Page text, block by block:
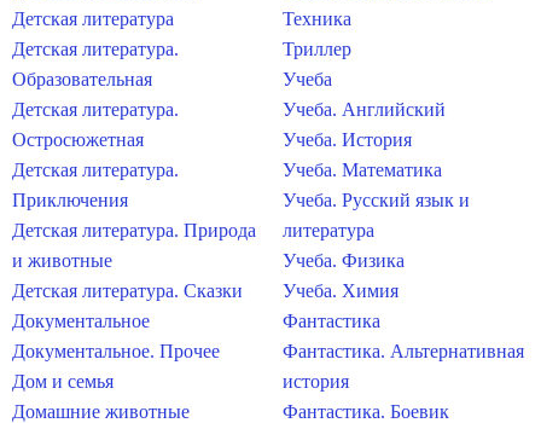
Детская литература
Детская литература.
Образовательная
Детская литература.
Остросюжетная
Детская литература.
Приключения
Детская литература. Природа
и животные
Детская литература. Сказки
Документальное
Документальное. Прочее
Дом и семья
Домашние животные
Техника
Триллер
Учеба
Учеба. Английский
Учеба. История
Учеба. Математика
Учеба. Русский язык и
литература
Учеба. Физика
Учеба. Химия
Фантастика
Фантастика. Альтернативная
история
Фантастика. Боевик